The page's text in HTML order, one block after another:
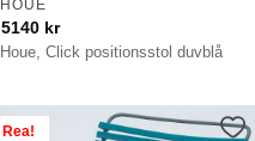
Houe, Click positionsstol duvblå
HOUE
5140 kr
Rea!